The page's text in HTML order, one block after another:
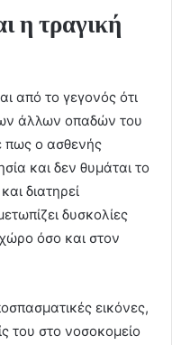
η τραγική
από το γεγονός ότι
άλλων οπαδών του
πως ο ασθενής
και δεν θυμάται το
διατηρεί
δυσκολίες
όσο και στον
εικόνες,
του στο νοσοκομείο